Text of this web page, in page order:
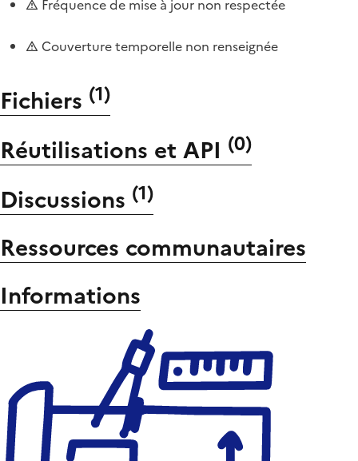
Fréquence de mise à jour non respectée
Couverture temporelle non renseignée
Fichiers (1)
Réutilisations et API (0)
Discussions (1)
Ressources communautaires
Informations